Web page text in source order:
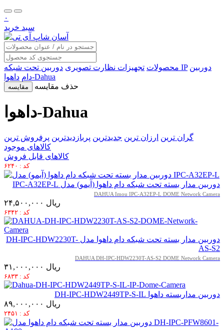
۰
سبد خرید
محصولات تجهیزات نظارت تصویری دوربین تحت شبکه IP دوربین
دامداهوا-Dahua
مقایسه حذف مقایسه
داهوا-Dahua
گران ترین ارزان ترین جدیدترین پربازدیدترین پرفروش ترین
کالاهای موجود
کالاهای قابل فروش
کد : ۶۲۴۰
دوربین مدار بسته تحت شبکه دام داهوا (آیمو) مدل IPC-A32EP-L
DAHUA Imou IPC-A32EP-L DOME Network Camera
۲۴,۵۰۰,۰۰۰ ریال
کد : ۶۳۴۲
دوربین مدار بسته تحت شبکه دام داهوا مدل DH-IPC-HDW2230T-
AS-S2
DAHUA DH-IPC-HDW2230T-AS-S2 DOME Network Camera
۳۱,۰۰۰,۰۰۰ ریال
کد : ۶۸۳۳
دوربین مداربسته داهوا DH-IPC-HDW2449TP-S-IL
۸۹,۰۰۰,۰۰۰ ریال
کد : ۲۴۵۱